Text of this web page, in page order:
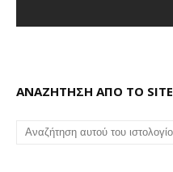
ΑΝΑΖΗΤΗΣΗ ΑΠΟ ΤΟ SITE